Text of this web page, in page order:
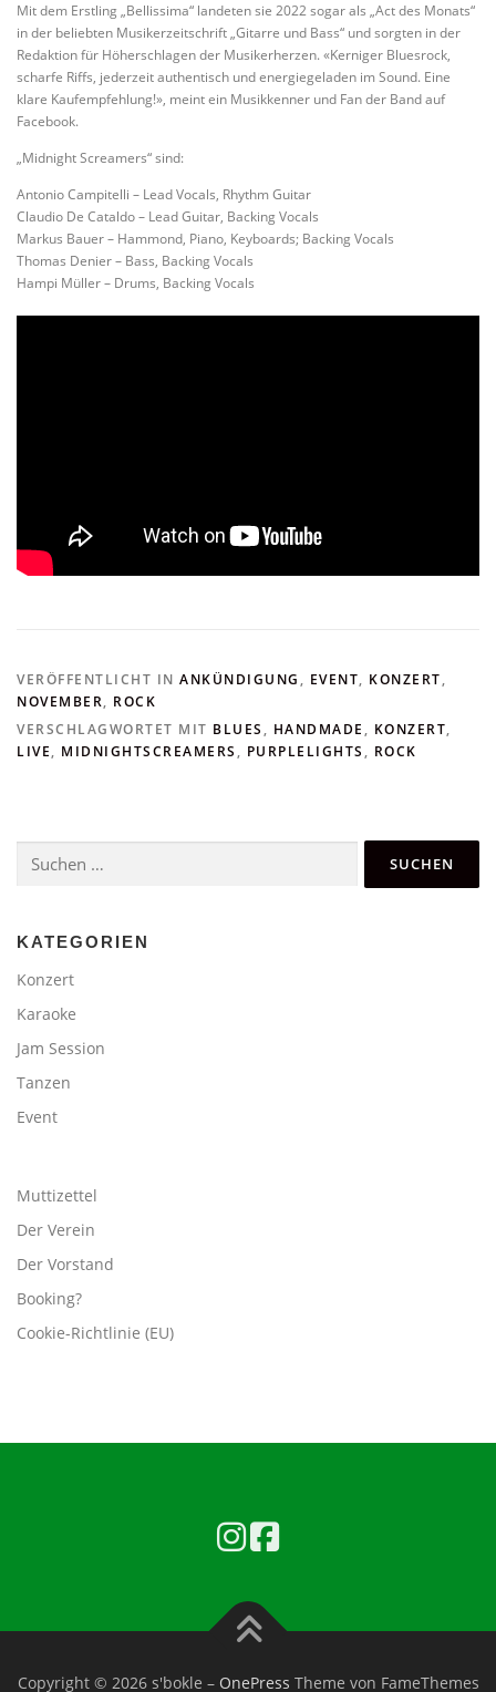
Mit dem Erstling „Bellissima“ landeten sie 2022 sogar als „Act des Monats“
in der beliebten Musikerzeitschrift „Gitarre und Bass“ und sorgten in der
Redaktion für Höherschlagen der Musikerherzen. «Kerniger Bluesrock,
scharfe Riffs, jederzeit authentisch und energiegeladen im Sound. Eine
klare Kaufempfehlung!», meint ein Musikkenner und Fan der Band auf
Facebook.
„Midnight Screamers“ sind:
Antonio Campitelli – Lead Vocals, Rhythm Guitar
Claudio De Cataldo – Lead Guitar, Backing Vocals
Markus Bauer – Hammond, Piano, Keyboards; Backing Vocals
Thomas Denier – Bass, Backing Vocals
Hampi Müller – Drums, Backing Vocals
VERÖFFENTLICHT IN ANKÜNDIGUNG , EVENT, KONZERT,
NOVEMBER, ROCK
VERSCHLAGWORTET MIT BLUES , HANDMADE , KONZERT,
LIVE, MIDNIGHTSCREAMERS , PURPLELIGHTS , ROCK
nach:
KATEGORIEN
Konzert
Karaoke
Jam Session
Tanzen
Event
Muttizettel
Der Verein
Der Vorstand
Booking?
Cookie-Richtlinie (EU)
Copyright © 2026 s'bokle – OnePress Theme von FameThemes